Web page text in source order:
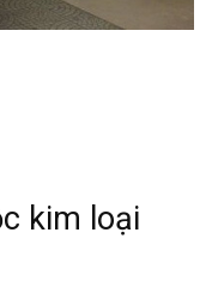
kim loại